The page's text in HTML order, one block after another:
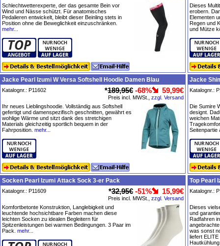
Schlechtwetterexperte, der das gesamte Bein vor
Wind und Nässe schützt. Für anatomisches
Pedalieren entwickelt, bleibt dieser Beinling stets in
Position ohne die Beweglichkeit einzuschränken.
mehr...
Dieses
erobern.
Elementen
Regen und
und Mütze
Jacke Pearl Izumi W Versa Softshell Hoodie Damen Blau
Katalognr.: P11602 *189,95€ -68% 59,99€
Preis incl. MWSt., zzgl. Versand
Ihr neues Lieblingshoodie. Vollständig aus Softshell
gefertigt und damenspezifisch geschnitten, gewährt es
wohlige Wärme und sitzt dank des stretchigen
Materials gleichzeitig sportlich bequem in der
Fahrposition. mehr...
Jacke
Katalognr.:
Die Sumire
designt.
weichen
Seitenpartie
Socken Pearl Izumi Attack Sock 3-er Pack
Katalognr.: P11609 *32,95€ -51% 15,99€
Preis incl. MWSt., zzgl. Versand
Komfortbetonte Konstruktion, Langlebigkeit und
leuchtende hochsichtbare Farben machen diese
leichten Socken zu idealen Begleitern für
Spitzenleistungen bei warmen Bedingungen. 3 Paar im
Pack. mehr...
Top Pearl
Katalognr.:
Dieses
und
Radfahren
was sonst
liefert